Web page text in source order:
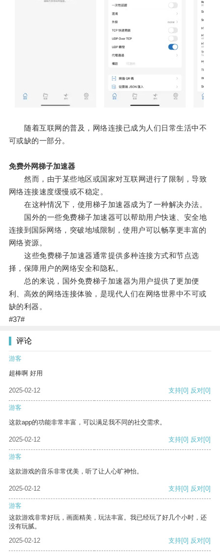
随着互联网的普及，网络连接已成为人们日常生活中不
可或缺的一部分。
免费外网梯子加速器
然而，由于某些地区或国家对互联网进行了限制，导致
网络连接速度缓慢或不稳定。
在这种情况下，使用梯子加速器成为了一种解决办法。
国外的一些免费梯子加速器可以帮助用户快速、安全地
连接到国际网络，突破地域限制，使用户可以畅享更丰富的
网络资源。
这些免费梯子加速器通常提供多种连接方式和节点选
择，保障用户的网络安全和隐私。
总的来说，国外免费梯子加速器为用户提供了更加便
利、高效的网络连接体验，是现代人们在网络世界中不可或
缺的利器。
#37#
评论
游客
超棒啊 好用
2025-02-12 支持[0] 反对[0]
游客
这款app的功能非常丰富，可以满足我不同的社交需求。
2025-02-12 支持[0] 反对[0]
游客
这款游戏的音乐非常优美，听了让人心旷神怡。
2025-02-12 支持[0] 反对[0]
游客
这款游戏非常好玩，画面精美，玩法丰富。我已经玩了好几个小时，还
没有玩腻。
2025-02-12
支持[0] 反对[0]